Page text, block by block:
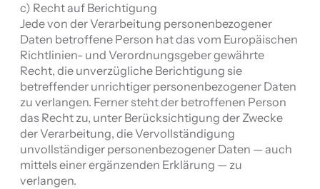
c) Recht auf Berichtigung
Jede von der Verarbeitung personenbezogener
Daten betroffene Person hat das vom Europäischen
Richtlinien- und Verordnungsgeber gewährte
Recht, die unverzügliche Berichtigung sie
betreffender unrichtiger personenbezogener Daten
zu verlangen. Ferner steht der betroffenen Person
das Recht zu, unter Berücksichtigung der Zwecke
der Verarbeitung, die Vervollständigung
unvollständiger personenbezogener Daten — auch
mittels einer ergänzenden Erklärung — zu
verlangen.